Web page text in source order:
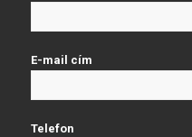
E-mail cím
Telefon